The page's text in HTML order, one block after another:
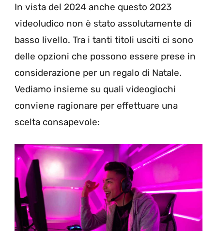
In vista del 2024 anche questo 2023
videoludico non è stato assolutamente di
basso livello. Tra i tanti titoli usciti ci sono
delle opzioni che possono essere prese in
considerazione per un regalo di Natale.
Vediamo insieme su quali videogiochi
conviene ragionare per effettuare una
scelta consapevole: